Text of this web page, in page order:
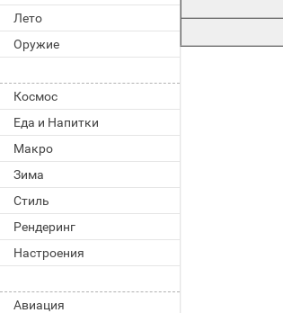
Лето
Оружие
Космос
Еда и Напитки
Макро
Зима
Стиль
Рендеринг
Настроения
Авиация